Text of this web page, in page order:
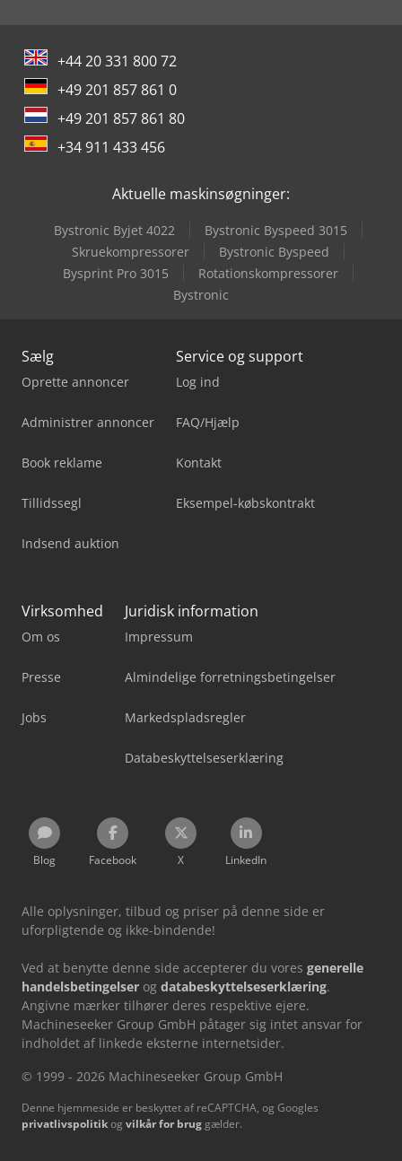
+44 20 331 800 72
+49 201 857 861 0
+49 201 857 861 80
+34 911 433 456
Aktuelle maskinsøgninger:
Bystronic Byjet 4022
Bystronic Byspeed 3015
Skruekompressorer
Bystronic Byspeed
Bysprint Pro 3015
Rotationskompressorer
Bystronic
Sælg
Oprette annoncer
Administrer annoncer
Book reklame
Tillidssegl
Indsend auktion
Service og support
Log ind
FAQ/Hjælp
Kontakt
Eksempel-købskontrakt
Virksomhed
Om os
Presse
Jobs
Juridisk information
Impressum
Almindelige forretningsbetingelser
Markedspladsregler
Databeskyttelseserklæring
Blog Facebook X LinkedIn
Alle oplysninger, tilbud og priser på denne side er
uforpligtende og ikke-bindende!
Ved at benytte denne side accepterer du vores generelle
handelsbetingelser og databeskyttelseserklæring.
Angivne mærker tilhører deres respektive ejere.
Machineseeker Group GmbH påtager sig intet ansvar for
indholdet af linkede eksterne internetsider.
© 1999 - 2026 Machineseeker Group GmbH
Denne hjemmeside er beskyttet af reCAPTCHA, og Googles
privatlivspolitikog vilkår for brug gælder.